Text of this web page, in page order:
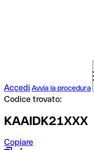
Accedi Avvia la procedura
Codice trovato:
KAAIDK21XXX
Copiare